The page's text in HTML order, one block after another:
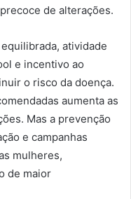
de alterações.
atividade
e incentivo ao
o risco da doença.
aumenta as
Mas a prevenção
e campanhas
mulheres,
de maior